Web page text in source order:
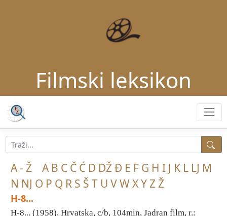
Filmski leksikon
A - Ž A B C Č Ć D DŽĐ E F G H I J K L LJ M
N NJ O P Q R S Š T U VW XYZŽ
H-8...
H-8... (1958), Hrvatska, c/b, 104min, Jadran film, r.: